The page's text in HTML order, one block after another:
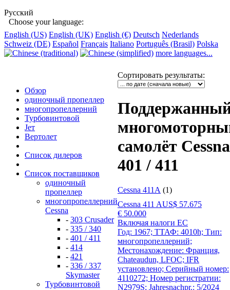
Русский
Choose your language:
English (US) English (UK) English (€) Deutsch Nederlands
Schweiz (DE) Español Français Italiano Português (Brasil) Polska
more languages...
Обзор
одиночный пропеллер
многопропеллерний
Турбовинтовой
Jет
Вертолет
Список дилеров
Список поставщиков
одиночный
пропеллер
многопропеллерний
Cessna
- 303 Crusader
- 335 / 340
- 401 / 411
- 414
- 421
- 336 / 337
Skymaster
Турбовинтовой
Сортировать результаты:
самолёт Cessna
401 / 411
Cessna 411A (1)
Cessna 411 AUS$ 57.675
€ 50.000
Включая налоги ЕС
Год: 1967; ТТАФ: 4010h; Тип:
многопропеллерний;
Местонахождение: Франция,
Chateaudun, LFOC; IFR
установлено; Серийный номер:
4110272; Номер регистратии:
N2979S; Jahresnachpr.: 5/2024